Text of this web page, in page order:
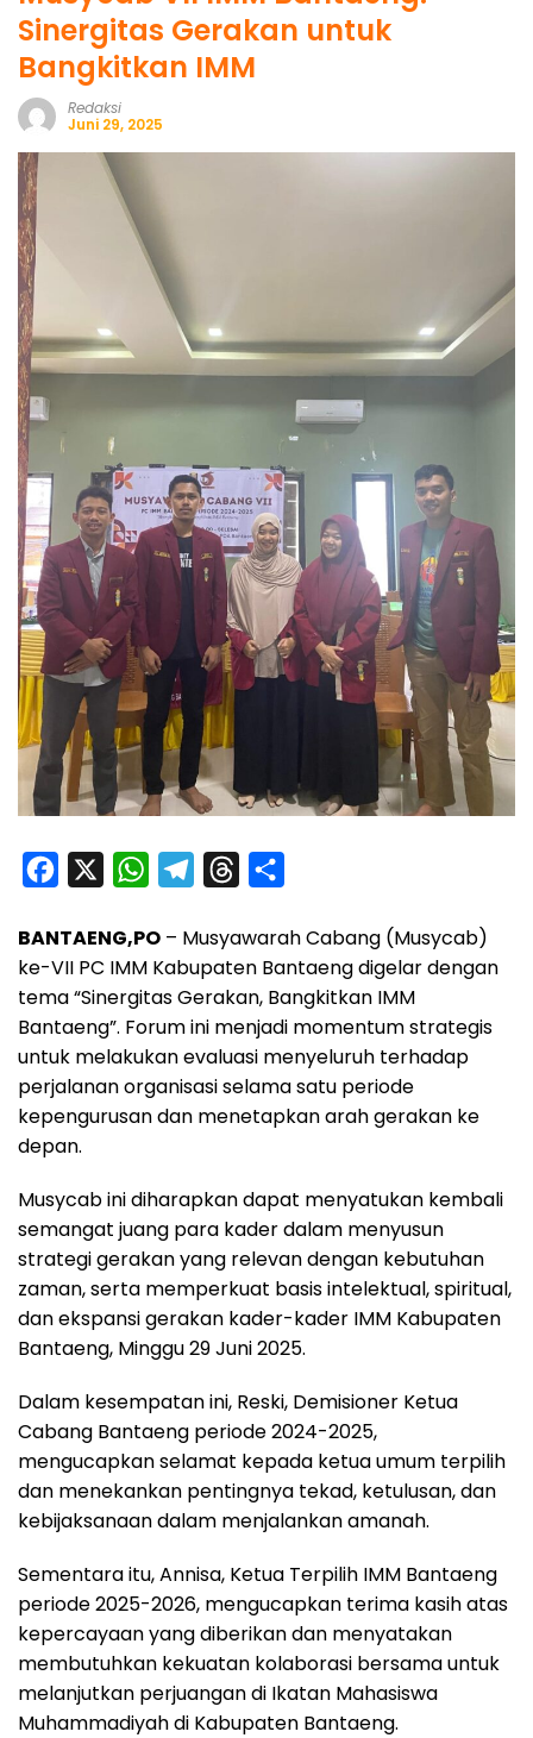
Sinergitas Gerakan untuk
Bangkitkan IMM
Redaksi
Juni 29, 2025
c
e
b
o
o
k
W
a
t
s
A
p
p
l
e
g
r
a
m
r
e
a
d
s
a
r
e
BANTAENG,PO – Musyawarah Cabang (Musycab)
ke-VII PC IMM Kabupaten Bantaeng digelar dengan
tema “Sinergitas Gerakan, Bangkitkan IMM
Bantaeng”. Forum ini menjadi momentum strategis
untuk melakukan evaluasi menyeluruh terhadap
perjalanan organisasi selama satu periode
kepengurusan dan menetapkan arah gerakan ke
depan.
Musycab ini diharapkan dapat menyatukan kembali
semangat juang para kader dalam menyusun
strategi gerakan yang relevan dengan kebutuhan
zaman, serta memperkuat basis intelektual, spiritual,
dan ekspansi gerakan kader-kader IMM Kabupaten
Bantaeng, Minggu 29 Juni 2025.
Dalam kesempatan ini, Reski, Demisioner Ketua
Cabang Bantaeng periode 2024-2025,
mengucapkan selamat kepada ketua umum terpilih
dan menekankan pentingnya tekad, ketulusan, dan
kebijaksanaan dalam menjalankan amanah.
Sementara itu, Annisa, Ketua Terpilih IMM Bantaeng
periode 2025-2026, mengucapkan terima kasih atas
kepercayaan yang diberikan dan menyatakan
membutuhkan kekuatan kolaborasi bersama untuk
melanjutkan perjuangan di Ikatan Mahasiswa
Muhammadiyah di Kabupaten Bantaeng.